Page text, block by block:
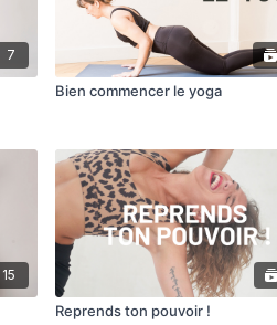
7
Bien commencer le yoga
15
Reprends ton pouvoir !